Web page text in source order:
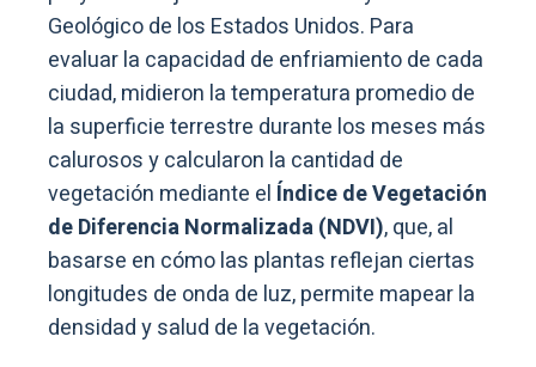
Geológico de los Estados Unidos. Para
evaluar la capacidad de enfriamiento de cada
ciudad, midieron la temperatura promedio de
la superficie terrestre durante los meses más
calurosos y calcularon la cantidad de
vegetación mediante el Índice de Vegetación
de Diferencia Normalizada (NDVI), que, al
basarse en cómo las plantas reflejan ciertas
longitudes de onda de luz, permite mapear la
densidad y salud de la vegetación.